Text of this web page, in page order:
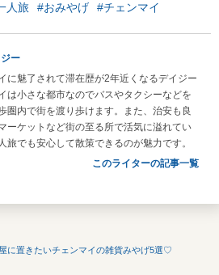
人旅 #おみやげ #チェンマイ
ー
に魅了されて滞在歴が2年近くなるデイジー
は小さな都市なのでバスやタクシーなどを
圏内で街を渡り歩けます。また、治安も良
ーケットなど街の至る所で活気に溢れてい
旅でも安心して散策できるのが魅力です。
このライターの記事一覧
に置きたいチェンマイの雑貨みやげ5選♡